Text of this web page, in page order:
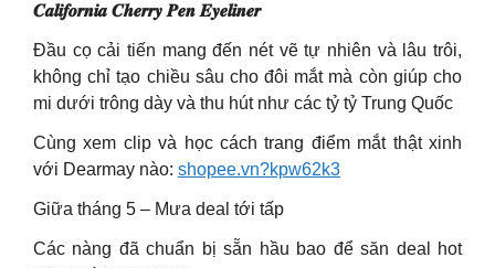
𝑪𝒂𝒍𝒊𝒇𝒐𝒓𝒏𝒊𝒂 𝑪𝒉𝒆𝒓𝒓𝒚 𝑷𝒆𝒏 𝑬𝒚𝒆𝒍𝒊𝒏𝒆𝒓
Đầu cọ cải tiến mang đến nét vẽ tự nhiên và lâu trôi,
không chỉ tạo chiều sâu cho đôi mắt mà còn giúp cho
mi dưới trông dày và thu hút như các tỷ tỷ Trung Quốc
Cùng xem clip và học cách trang điểm mắt thật xinh
với Dearmay nào: shopee.vn?kpw62k3
Giữa tháng 5 – Mưa deal tới tấp
Các nàng đã chuẩn bị sẵn hầu bao để săn deal hot